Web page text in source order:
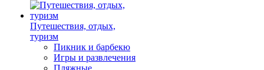
Путешествия, отдых,
туризм
Пикник и барбекю
Игры и развлечения
Пляжные